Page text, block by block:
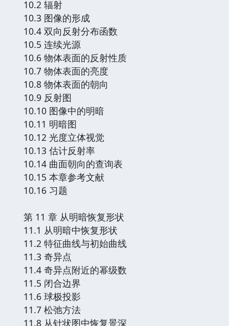
10.2 辐射
10.3 图像的形成
10.4 双向反射分布函数
10.5 连续光源
10.6 物体表面的反射性质
10.7 物体表面的亮度
10.8 物体表面的朝向
10.9 反射图
10.10 图像中的明暗
10.11 明暗图
10.12 光度立体视觉
10.13 估计反射率
10.14 曲面朝向的查询表
10.15 本章参考文献
10.16 习题
第 11 章 从明暗恢复形状
11.1 从明暗中恢复形状
11.2 特征曲线与初始曲线
11.3 奇异点
11.4 奇异点附近的幂级数
11.5 闭合边界
11.6 球极投影
11.7 松弛方法
11.8 从针状图中恢复景深